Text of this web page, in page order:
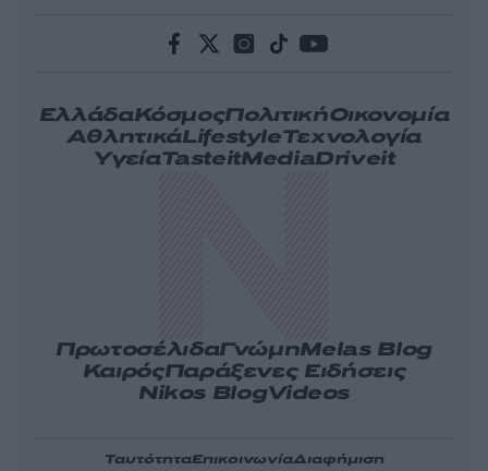
ΕλλάδαΚόσμοςΠολιτικήΟικονομία
ΑθλητικάLifestyleΤεχνολογία
ΥγείαTasteitMediaDriveit
ΠρωτοσέλιδαΓνώμηMelas Blog
ΚαιρόςΠαράξενες Ειδήσεις
Nikos BlogVideos
ΤαυτότηταΕπικοινωνίαΔιαφήμιση